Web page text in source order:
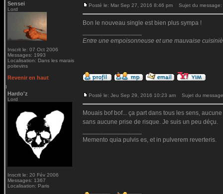
Sensei
Lord
Inscrit le: 07 Oct 2006
Messages: 1993
Localisation: Dans les marais
poitevins
Posté le: Mar Sep 27, 2016 8:46 pm Sujet du message:
Bon le nouveau single est bien plus sympa !
Entre une empoisonneuse et une mauvaise
Revenir en haut
Hardo'z
Lord
Inscrit le: 20 Fév 2006
Messages: 1367
Localisation: Paris
Posté le: Jeu Sep 29, 2016 10:23 am Sujet du
Mouais bof bof... ça part dans tous les sens,
sans aucune prise de risque. Je suis un peu déçu.
Memento quia pulvis es, et in pulverem reverteris.